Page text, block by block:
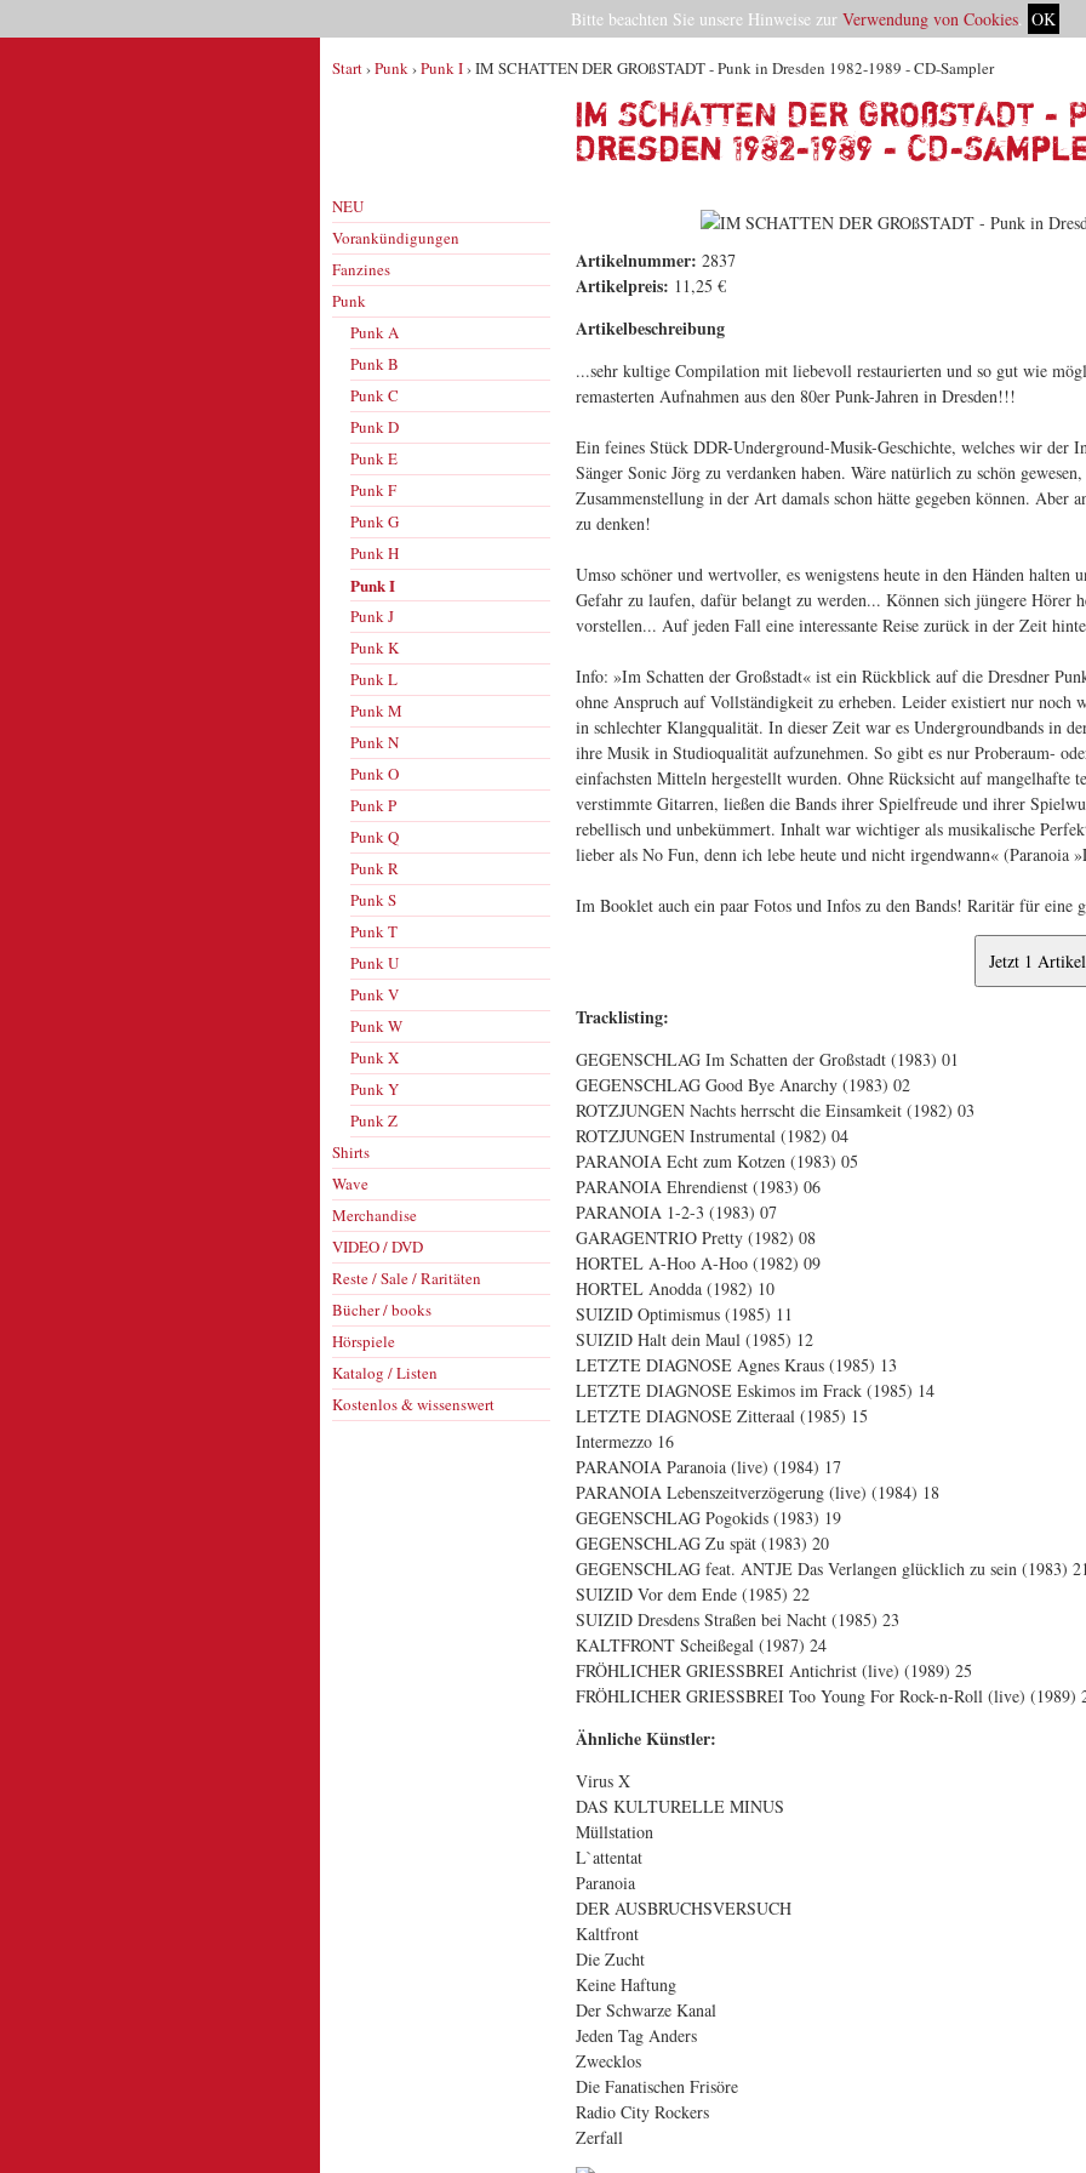
Start›Punk›Punk I› IM SCHATTEN DER GROßSTADT - Punk in Dresden 1982-1989 - CD-Sampler
IM SCHATTEN DER GROßSTADT
Dresden 1982-1989 - CD-
NEU
Vorankündigungen
Fanzines
Punk
Punk A
Punk B
Punk C
Punk D
Punk E
Punk F
Punk G
Punk H
Punk I
Punk J
Punk K
Punk L
Punk M
Punk N
Punk O
Punk P
Punk Q
Punk R
Punk S
Punk T
Punk U
Punk V
Punk W
Punk X
Punk Y
Punk Z
Shirts
Wave
Merchandise
VIDEO / DVD
Reste / Sale / Raritäten
Bücher / books
Hörspiele
Katalog / Listen
Kostenlos & wissenswert
Artikelnummer: 2837
Artikelpreis: 11,25 €
Artikelbeschreibung
...sehr kultige Compilation mit liebevoll restaurierten und so gut wie
remasterten Aufnahmen aus den 80er Punk-Jahren in Dresden!!!
Ein feines Stück DDR-Underground-Musik-Geschichte, welches wir der
Sänger Sonic Jörg zu verdanken haben. Wäre natürlich zu schön
Zusammenstellung in der Art damals schon hätte gegeben können. Aber
zu denken!
Umso schöner und wertvoller, es wenigstens heute in den Händen halten
Gefahr zu laufen, dafür belangt zu werden... Können sich jüngere Hörer
vorstellen... Auf jeden Fall eine interessante Reise zurück in der Zeit
Info: »Im Schatten der Großstadt« ist ein Rückblick auf die Dresdner
ohne Anspruch auf Vollständigkeit zu erheben. Leider existiert nur noch
in schlechter Klangqualität. In dieser Zeit war es Undergroundbands in
ihre Musik in Studioqualität aufzunehmen. So gibt es nur Proberaum-
einfachsten Mitteln hergestellt wurden. Ohne Rücksicht auf mangelhafte
verstimmte Gitarren, ließen die Bands ihrer Spielfreude und ihrer
rebellisch und unbekümmert. Inhalt war wichtiger als musikalische
lieber als No Fun, denn ich lebe heute und nicht irgendwann« (Paranoia
Im Booklet auch ein paar Fotos und Infos zu den Bands! Raritär für eine
Tracklisting:
GEGENSCHLAG Im Schatten der Großstadt (1983) 01
GEGENSCHLAG Good Bye Anarchy (1983) 02
ROTZJUNGEN Nachts herrscht die Einsamkeit (1982) 03
ROTZJUNGEN Instrumental (1982) 04
PARANOIA Echt zum Kotzen (1983) 05
PARANOIA Ehrendienst (1983) 06
PARANOIA 1-2-3 (1983) 07
GARAGENTRIO Pretty (1982) 08
HORTEL A-Hoo A-Hoo (1982) 09
HORTEL Anodda (1982) 10
SUIZID Optimismus (1985) 11
SUIZID Halt dein Maul (1985) 12
LETZTE DIAGNOSE Agnes Kraus (1985) 13
LETZTE DIAGNOSE Eskimos im Frack (1985) 14
LETZTE DIAGNOSE Zitteraal (1985) 15
Intermezzo 16
PARANOIA Paranoia (live) (1984) 17
PARANOIA Lebenszeitverzögerung (live) (1984) 18
GEGENSCHLAG Pogokids (1983) 19
GEGENSCHLAG Zu spät (1983) 20
GEGENSCHLAG feat. ANTJE Das Verlangen glücklich zu sein (1983)
SUIZID Vor dem Ende (1985) 22
SUIZID Dresdens Straßen bei Nacht (1985) 23
KALTFRONT Scheißegal (1987) 24
FRÖHLICHER GRIESSBREI Antichrist (live) (1989) 25
FRÖHLICHER GRIESSBREI Too Young For Rock-n-Roll (live) (1989)
Ähnliche Künstler:
Virus X
DAS KULTURELLE MINUS
Müllstation
L`attentat
Paranoia
DER AUSBRUCHSVERSUCH
Kaltfront
Die Zucht
Keine Haftung
Der Schwarze Kanal
Jeden Tag Anders
Zwecklos
Die Fanatischen Frisöre
Radio City Rockers
Zerfall
Bitte beachten Sie unsere Hinweise zur Verwendung von Cookies. OK